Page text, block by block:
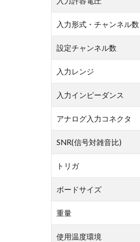
入力形式・チャンネル数
設定チャンネル数
入力レンジ
入力インピーダンス
アナログ入力コネクタ
SNR(信号対雑音比)
トリガ
ボードサイズ
重量
使用温度環境